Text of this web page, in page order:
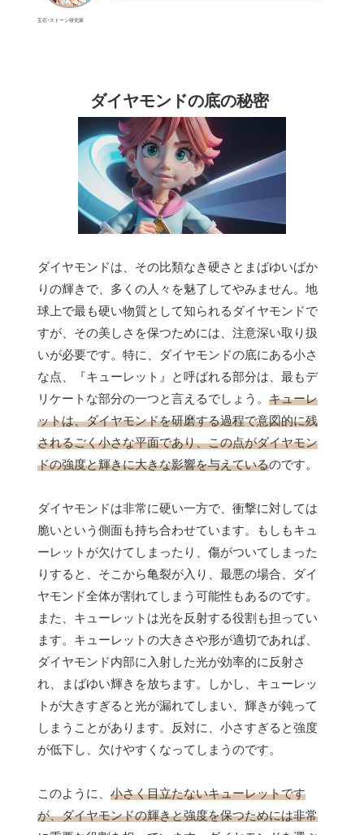
宝石･ストーン研究家
ダイヤモンドの底の秘密
ダイヤモンドは、その比類なき硬さとまばゆいばか
りの輝きで、多くの人々を魅了してやみません。地
球上で最も硬い物質として知られるダイヤモンドで
すが、その美しさを保つためには、注意深い取り扱
いが必要です。特に、ダイヤモンドの底にある小さ
な点、『キューレット』と呼ばれる部分は、最もデ
リケートな部分の一つと言えるでしょう。 キューレ
ットは、ダイヤモンドを研磨する過程で意図的に残
されるごく小さな平面であり、この点がダイヤモン
ドの強度と輝きに大きな影響を与えているのです。
ダイヤモンドは非常に硬い一方で、衝撃に対しては
脆いという側面も持ち合わせています。もしもキュ
ーレットが欠けてしまったり、傷がついてしまった
りすると、そこから亀裂が入り、最悪の場合、ダイ
ヤモンド全体が割れてしまう可能性もあるのです。
また、キューレットは光を反射する役割も担ってい
ます。キューレットの大きさや形が適切であれば、
ダイヤモンド内部に入射した光が効率的に反射さ
れ、まばゆい輝きを放ちます。しかし、キューレッ
トが大きすぎると光が漏れてしまい、輝きが鈍って
しまうことがあります。反対に、小さすぎると強度
が低下し、欠けやすくなってしまうのです。
このように、 小さく目立たないキューレットです
が、ダイヤモンドの輝きと強度を保つためには非常